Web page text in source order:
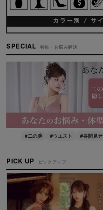
SPECIAL 特集・お悩み解決
#二の腕 #ウエスト #谷間見せ
PICK UP ピックアップ